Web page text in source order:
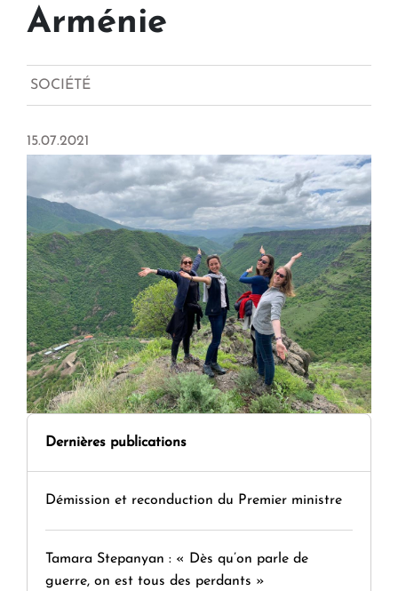
Arménie
SOCIÉTÉ
15.07.2021
Dernières publications
Démission et reconduction du Premier ministre
Tamara Stepanyan : « Dès qu’on parle de
guerre, on est tous des perdants »